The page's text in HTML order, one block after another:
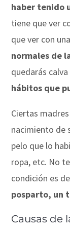
haber tenido
tiene que ver
que ver con
normales de
quedarás calva
hábitos que
Ciertas
nacimiento de
pelo que lo
ropa, etc. No
condición es
posparto, un
Causas de